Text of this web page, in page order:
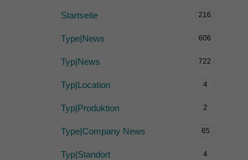
Startseite 216
Type|News 606
Typ|News 722
Typ|Location 4
Typ|Produktion 2
Type|Company News 65
Typ|Standort 4